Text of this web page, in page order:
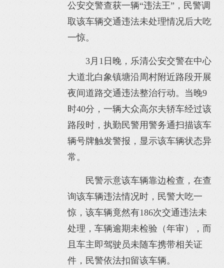
公安交警查获一辆“违法王”，民警调
取该车辆交通违法未处理情况后大吃
一惊。
3月1日晚，乐清公安交警在中心
大道北白象镇塘沿周村附近路段开展
夜间道路交通违法整治行动。当晚9
时40分，一辆大众高尔夫轿车经过该
路段时，执勤民警用警务通扫描该车
辆号牌触发警报，显示该车辆状态异
常。
民警示意该车辆靠边检查，在查
询该车辆违法情况时，民警大吃一
惊，该车辆竟然有186次交通违法未
处理，车辆逾期未检验（年审），而
且车主即驾驶员未随车携带相关证
件，民警依法扣留该车辆。